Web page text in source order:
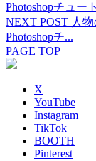
Photoshopチュー
NEXT POST 人
Photoshopチ...
PAGE TOP
X
YouTube
Instagram
TikTok
BOOTH
Pinterest